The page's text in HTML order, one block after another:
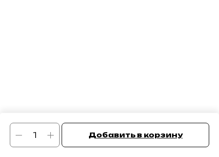
Добавить в корзину